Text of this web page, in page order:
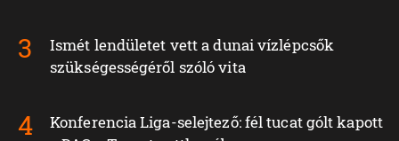
Ismét lendületet vett a dunai vízlépcsők
szükségességéről szóló vita
Konferencia Liga-selejtező: fél tucat gólt kapott